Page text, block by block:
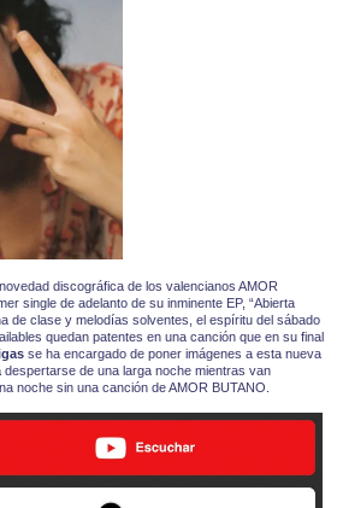
discográfica de los valencianos AMOR
single de adelanto de su inminente EP, “Abierta
de clase y melodías solventes, el espíritu del sábado
quedan patentes en una canción que en su final
se ha encargado de poner imágenes a esta nueva
despertarse de una larga noche mientras van
noche sin una canción de AMOR BUTANO.